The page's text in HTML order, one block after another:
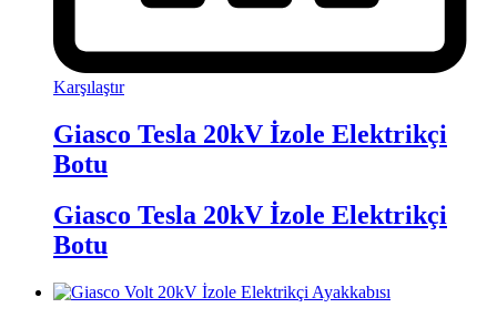
Karşılaştır
Giasco Tesla 20kV İzole Elektrikçi
Botu
Giasco Tesla 20kV İzole Elektrikçi
Botu